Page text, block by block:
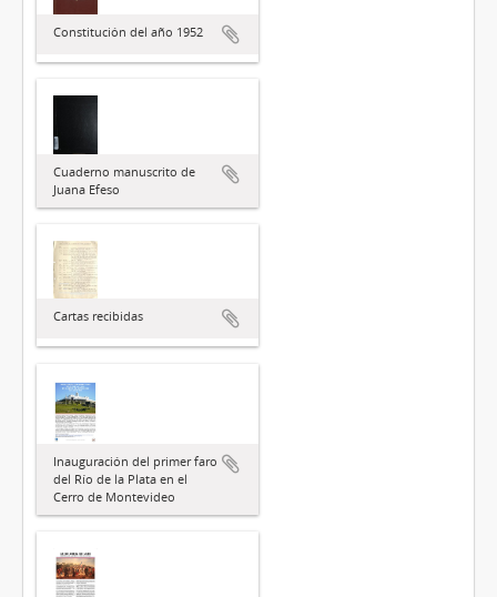
Constitución del año 1952
Cuaderno manuscrito de
Juana Efeso
Cartas recibidas
Inauguración del primer faro
del Río de la Plata en el
Cerro de Montevideo